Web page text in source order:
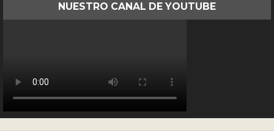
NUESTRO CANAL DE YOUTUBE